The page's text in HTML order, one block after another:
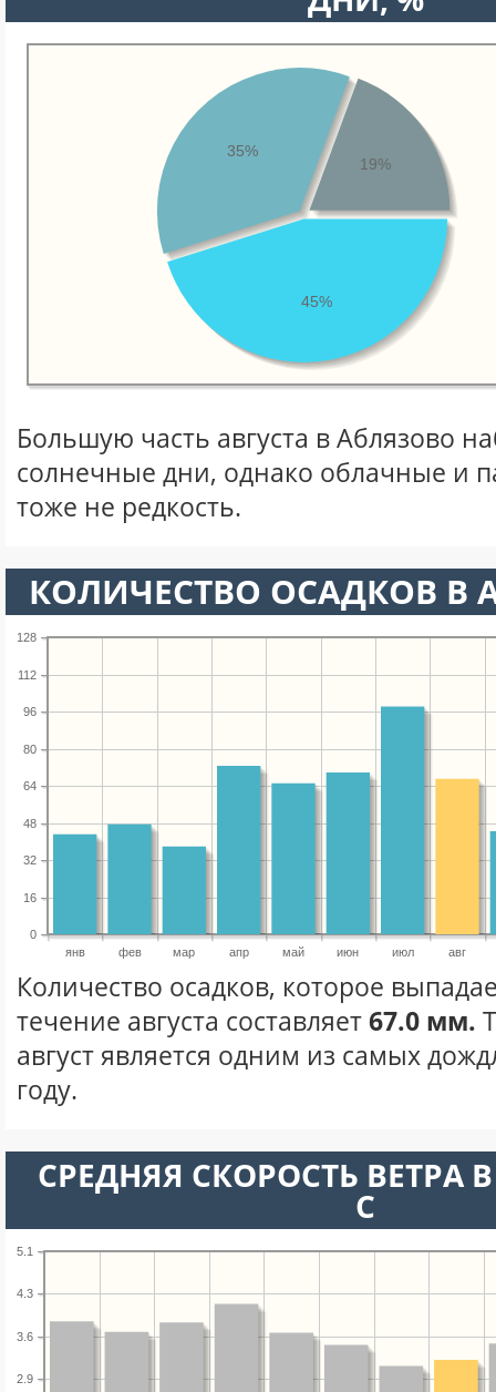
45%
35%
19%
Большую часть августа в Аблязово
солнечные дни, однако облачные и
тоже не редкость.
КОЛИЧЕСТВО ОСАДКОВ В
янв фев мар апр май июн июл авг
0
16
32
48
64
80
96
112
128
Количество осадков, которое
течение августа составляет67.0 мм.
август является одним из самых
году.
СРЕДНЯЯ СКОРОСТЬ ВЕТРА
С
2.9
3.6
4.3
5.1